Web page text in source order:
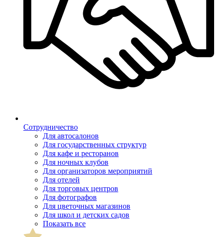
Сотрудничество
Для автосалонов
Для государственных структур
Для кафе и ресторанов
Для ночных клубов
Для организаторов мероприятий
Для отелей
Для торговых центров
Для фотографов
Для цветочных магазинов
Для школ и детских садов
Показать все